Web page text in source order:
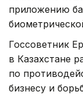
приложению
Госсоветник
в Казахстане
по
бизнесу и